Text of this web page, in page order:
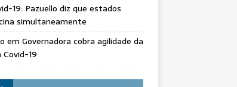
19: Pazuello diz que estados
simultaneamente
em Governadora cobra agilidade da
19